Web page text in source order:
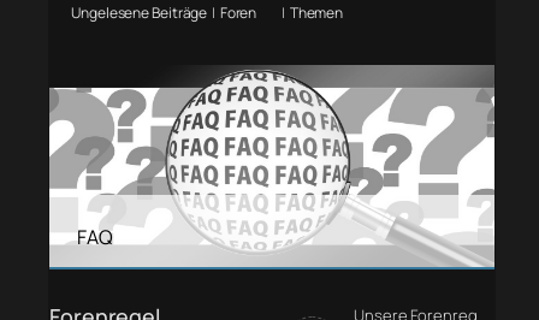
Ungelesene Beiträge | Foren | Themen
FAQ
Unsere Forenreg